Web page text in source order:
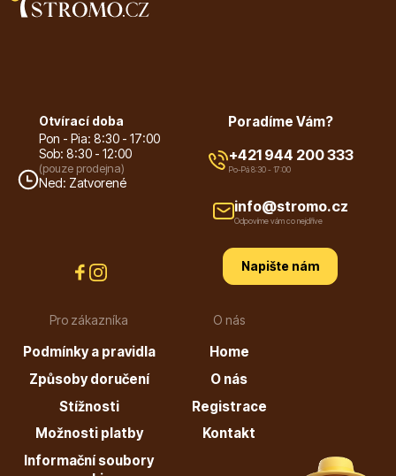
Listnaté stromy
Bambusy
Dekorace
Otvírací doba
Pon - Pia: 8:30 - 17:00
Sob: 8:30 - 12:00
(pouze prodejna)
Ned: Zatvorené
Pro zákazníka
Podmínky a pravidla
Způsoby doručení
Stížnosti
Možnosti platby
Informační soubory
O nás
Home
O nás
Registrace
Kontakt
Poradíme Vám?
+421 944 200 333
Po-Pá 8:30 - 17:00
info@stromo.cz
Odpovíme vám co nejdříve
Napište nám